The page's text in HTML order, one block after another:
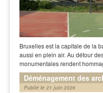
Bruxelles est la capitale de la
aussi en plein air. Au détour
monumentales rendent
Déménagement des
Publié le 21 juin 2026